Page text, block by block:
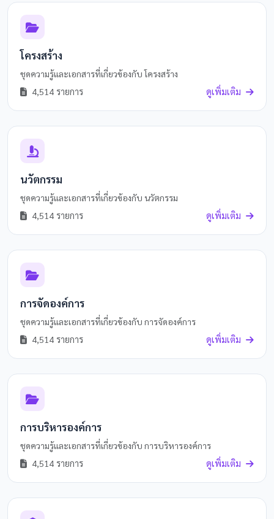
โครงสร้าง
ชุดความรู้และเอกสารที่เกี่ยวข้องกับ โครงสร้าง
4,514 รายการ
ดูเพิ่มเติม
นวัตกรรม
ชุดความรู้และเอกสารที่เกี่ยวข้องกับ นวัตกรรม
4,514 รายการ
ดูเพิ่มเติม
การจัดองค์การ
ชุดความรู้และเอกสารที่เกี่ยวข้องกับ การจัดองค์การ
4,514 รายการ
ดูเพิ่มเติม
การบริหารองค์การ
ชุดความรู้และเอกสารที่เกี่ยวข้องกับ การบริหารองค์การ
4,514 รายการ
ดูเพิ่มเติม